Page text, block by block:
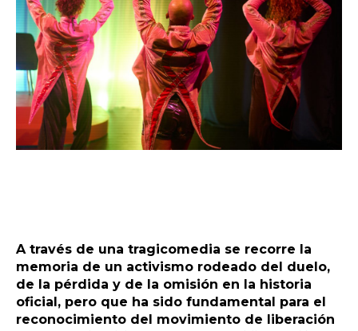
A través de una tragicomedia se recorre la
memoria de un activismo rodeado del duelo,
de la pérdida y de la omisión en la historia
oficial, pero que ha sido fundamental para el
reconocimiento del movimiento de liberación